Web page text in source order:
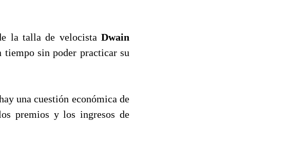
la talla de velocista Dwain
tiempo sin poder practicar su
una cuestión económica de
premios y los ingresos de